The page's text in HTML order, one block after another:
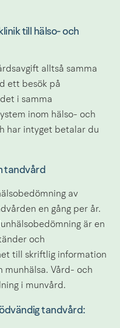
till hälso- och
alltså samma
ett besök på
i samma
inom hälso- och
har intyget betalar du
tandvård
av
en gång per år.
är en
och
till skriftlig information
munhälsa. Vård- och
i munvård.
tandvård: